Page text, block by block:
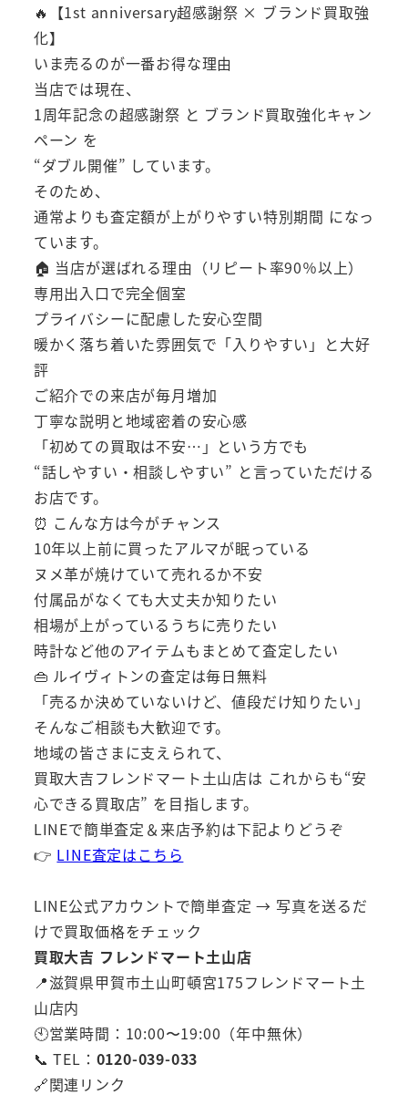
🔥【1st anniversary超感謝祭 × ブランド買取強
化】
いま売るのが一番お得な理由
当店では現在、
1周年記念の超感謝祭 と ブランド買取強化キャン
ペーン を
“ダブル開催” しています。
そのため、
通常よりも査定額が上がりやすい特別期間 になっ
ています。
🏠 当店が選ばれる理由（リピート率90％以上）
専用出入口で完全個室
プライバシーに配慮した安心空間
暖かく落ち着いた雰囲気で「入りやすい」と大好
評
ご紹介での来店が毎月増加
丁寧な説明と地域密着の安心感
「初めての買取は不安…」という方でも
“話しやすい・相談しやすい” と言っていただける
お店です。
⏰ こんな方は今がチャンス
10年以上前に買ったアルマが眠っている
ヌメ革が焼けていて売れるか不安
付属品がなくても大丈夫か知りたい
相場が上がっているうちに売りたい
時計など他のアイテムもまとめて査定したい
👜 ルイヴィトンの査定は毎日無料
「売るか決めていないけど、値段だけ知りたい」
そんなご相談も大歓迎です。
地域の皆さまに支えられて、
買取大吉フレンドマート土山店は これからも“安
心できる買取店” を目指します。
LINEで簡単査定＆来店予約は下記よりどうぞ
👉 LINE査定はこちら
LINE公式アカウントで簡単査定 → 写真を送るだ
けで買取価格をチェック
買取大吉 フレンドマート土山店
📍滋賀県甲賀市土山町頓宮175フレンドマート土
山店内
🕙営業時間：10:00〜19:00（年中無休）
📞 TEL： 0120-039-033
🔗関連リンク